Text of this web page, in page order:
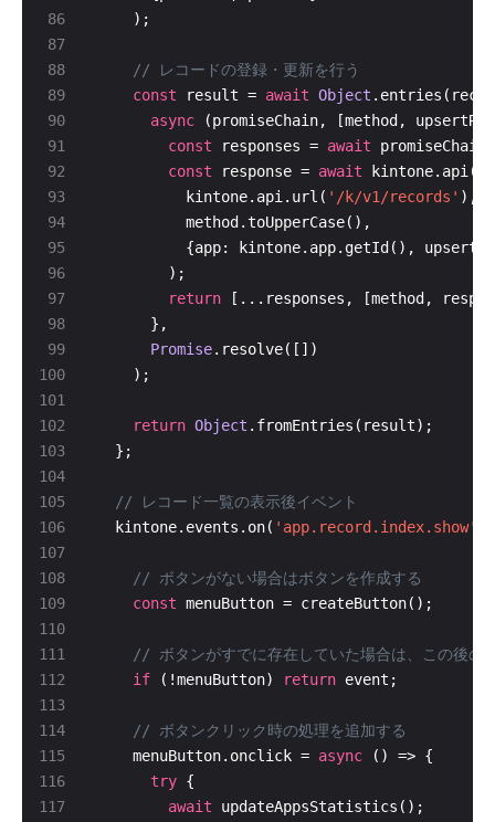
86
87
88
89
90
91
93
94
95
96
97
98
99
100
101
103
104
105
106
107
108
109
110
111
113
114
115
116
117
const result = await Object
async
const responses = await
const response = await
          kintone.api.url(
'/k/v1/records'
return
Promise
return Object
  kintone.events.on(
'app.record.index.show'
const
if (!menuButton) return
    menuButton.onclick =
async
try
await